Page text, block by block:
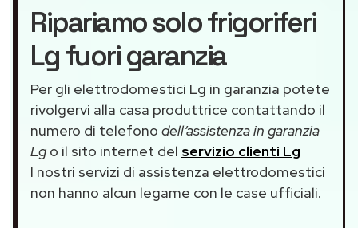
Ripariamo solo frigoriferi
Lg fuori garanzia
Per gli elettrodomestici Lg in garanzia potete
rivolgervi alla casa produttrice contattando il
numero di telefono dell’assistenza in garanzia
Lg o il sito internet del servizio clienti Lg
I nostri servizi di assistenza elettrodomestici
non hanno alcun legame con le case ufficiali.